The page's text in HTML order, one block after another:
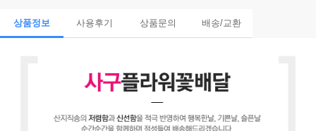
상품정보 사용후기 상품문의 배송/교환